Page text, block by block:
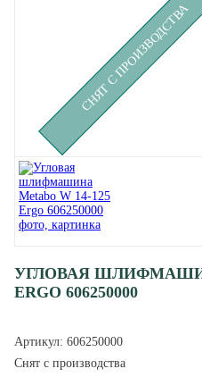
СНЯТ С ПРОИЗВОДСТВА
УГЛОВАЯ
ERGO 606250000
Артикул: 606250000
Снят с производства